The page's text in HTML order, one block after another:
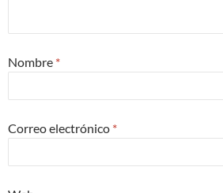
Nombre *
Correo electrónico *